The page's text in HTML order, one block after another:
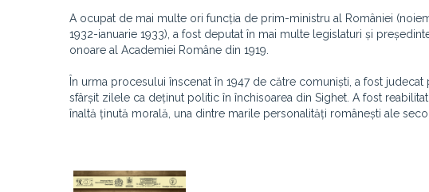
A ocupat de mai multe ori funcția de prim-ministru al României
1932-ianuarie 1933), a fost deputat în mai multe legislaturi și
onoare al Academiei Române din 1919.
În urma procesului înscenat în 1947 de către comuniști, a fost
sfârșit zilele ca deținut politic în închisoarea din Sighet. A fost
înaltă ținută morală, una dintre marile personalități românești ale